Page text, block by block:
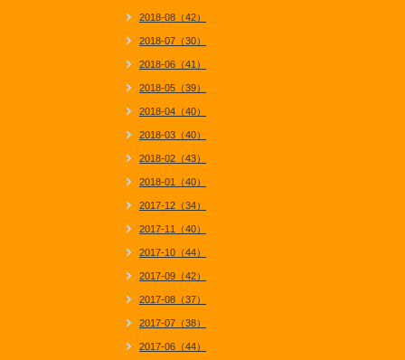
2018-08（42）
2018-07（30）
2018-06（41）
2018-05（39）
2018-04（40）
2018-03（40）
2018-02（43）
2018-01（40）
2017-12（34）
2017-11（40）
2017-10（44）
2017-09（42）
2017-08（37）
2017-07（38）
2017-06（44）